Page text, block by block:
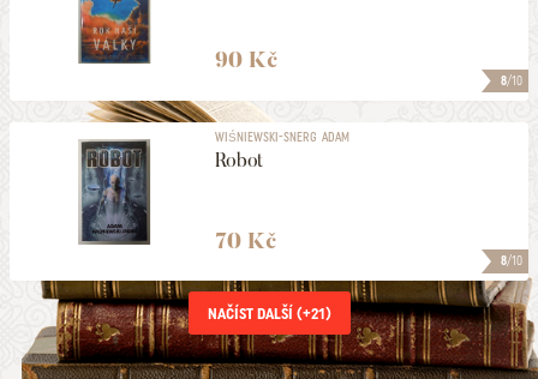
8/10
90 Kč
8/10
WIŚNIEWSKI-SNERG ADAM
Robot
70 Kč
NAČÍST DALŠÍ (+21)